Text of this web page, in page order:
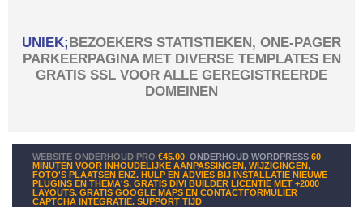
UNIEK;BEZOEKERS STATISTIEKEN, ONE-PAGER
PARKEERPAGINA MET DIVERSE TEMPLATES EN
GRATIS SSL VOOR ALLE GEREGISTREERDE
DOMEINEN
WEBSITE ONDERHOUD PRO €45.00 ONDERHOUD WORDPRESS 60
MINUTEN VOOR INHOUDELIJKE AANPASSINGEN, WIJZIGINGEN,
FOTO'S PLAATSEN ENZ. HULP EN ADVIES BIJ INSTALLATIE NIEUWE
PLUGINS EN THEMA'S. GRATIS DIVI BUILDER LICENTIE MET +2000
LAYOUTS. GRATIS GOOGLE MAPS EN CONTACTFORMULIER
CAPTCHA INTEGRATIE. SUPPORT TIJD